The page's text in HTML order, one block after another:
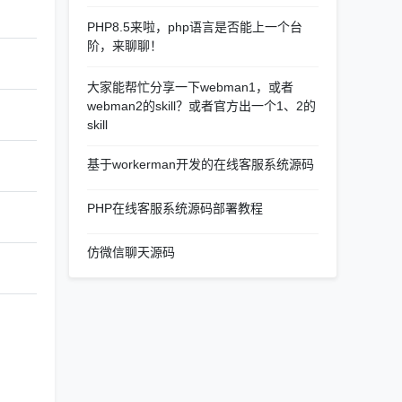
PHP8.5来啦，php语言是否能上一个台
阶，来聊聊！
大家能帮忙分享一下webman1，或者
webman2的skill？或者官方出一个1、2的
skill
基于workerman开发的在线客服系统源码
PHP在线客服系统源码部署教程
仿微信聊天源码